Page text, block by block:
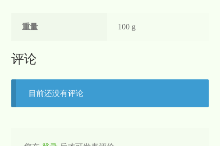
重量 100 g
评论
目前还没有评论